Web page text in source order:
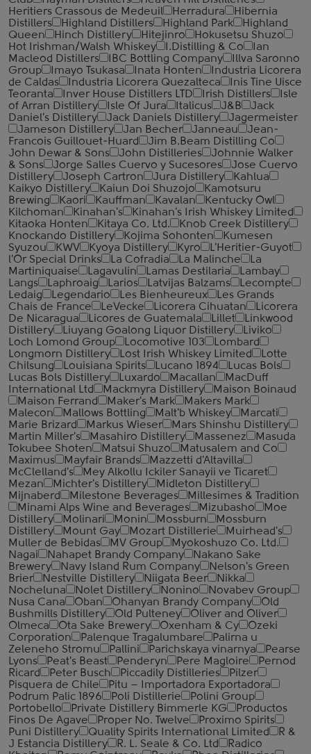
Heritiers Crassous de Medeuil
Herradura
Hibernia
Distillers
Highland Distillers Highland Park
Highland
Queen
Hinch Distillery Hitejinro
Hokusetsu Shuzo
Hot Irishman/Walsh Whiskey
I.Distilling & Co
Ian
Macleod Distillers
IBC Bottling Company
Illva Saronno
Group
Imayo Tsukasa Inata Honten
Industria Licorera
de Caldas
Industria Licorera Quezalteca
Inis Tine Uisce
Teoranta
Inver House Distillers LTD Irish Distillers
Isle
of Arran Distillery
Isle Of Jura Italicus J&B
Jack
Daniel's Distillery
Jack Daniels Distillery
Jagermeister
Jameson Distillery
Jan Becher Janneau
Jean-
Francois Guillouet-Huard
Jim B.Beam Distilling Co
John Dewar & Sons
John Distilleries
Johnnie Walker
& Sons
Jorge Salles Cuervo y Sucesores
Jose Cuervo
Distillery
Joseph Cartron Jura Distillery
Kahlua
Kaikyo Distillery
Kaiun Doi Shuzojo
Kamotsuru
Brewing
Kaori Kauffman Kavalan
Kentucky Owl
Kilchoman
Kinahan's
Kinahan's Irish Whiskey Limited
Kitaoka Honten
Kitaya Co. Ltd.
Knob Creek Distillery
Knockando Distillery
Kojima Sohonten
Kumesen
Syuzou
KWV Kyoya Distillery Kyro
L'Heritier-Guyot
l'Or Special Drinks
La Cofradia La Malinche
La
Martiniquaise
Lagavulin Lamas Destilaria
Lambay
Langs
Laphroaig Larios Latvijas Balzams
Lecompte
Ledaig
Legendario Les Bienheureux
Les Grands
Chais de France
LeVecke Licorera Cihuatan
Licorera
De Nicaragua
Licores de Guatemala Lillet
Linkwood
Distillery
Liuyang Goalong Liquor Distillery
Liviko
Loch Lomond Group
Locomotive 103
Lombard
Longmorn Distillery
Lost Irish Whiskey Limited
Lotte
Chilsung
Louisiana Spirits Lucano 1894
Lucas Bols
Lucas Bols Distillery
Luxardo Macallan
MacDuff
International Ltd
Mackmyra Distillery
Maison Boinaud
Maison Ferrand
Maker's Mark
Makers Mark
Malecon
Mallows Bottling Malt'b Whiskey
Marcati
Marie Brizard
Markus Wieser
Mars Shinshu Distillery
Martin Miller's
Masahiro Distillery Massenez
Masuda
Tokubee Shoten
Matsui Shuzo
Matusalem and Co
Maximus
Mayfair Brands
Mazzetti d'Altavilla
McClelland's
Mey Alkollu Ickiler Sanayii ve Ticaret
Mezan
Michter's Distillery
Midleton Distillery
Mijnaberd
Milestone Beverages
Millesimes & Tradition
Minami Alps Wine and Beverages
Mizubasho
Moe
Distillery
Molinari Monin Mossburn
Mossburn
Distillery
Mount Gay Mozart Distillerie
Muirhead's
Muller de Bebidas
MV Group
Myokoshuzo Co. Ltd.
Nagai
Nahapet Brandy Company
Nakano Sake
Brewery
Navy Island Rum Company
Nelson's Green
Brier
Nestville Distillery Niigata Beer
Nikka
Nocheluna
Nolet Distillery Nonino
Novabev Group
Nusa Cana
Oban Ohanyan Brandy Company
Old
Bushmills Distillery
Old Pulteney
Oliver and Oliver
Olmeca
Ota Sake Brewery Oxenham & Cy
Ozeki
Corporation
Palenque Tragalumbare
Palirna u
Zeleneho Stromu
Pallini Parichskaya vinarnya
Pearse
Lyons
Peat's Beast Penderyn Pere Magloire
Pernod
Ricard
Peter Busch Piccadily Distilleries
Pilzer
Pisquera de Chile
Pitu – Importadora Exportadora
Podrum Palic 1896
Poli Distillerie
Polini Group
Portobello
Private Distillery Bimmerle KG
Productos
Finos De Agave
Proper No. Twelve
Proximo Spirits
Puni Distillery
Quality Spirits International Limited
R &
J Estancia Distillery
R. L. Seale & Co. Ltd
Radico